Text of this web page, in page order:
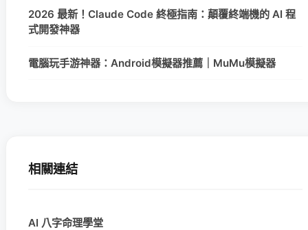
2026 最新！Claude Code 終極指南：顛覆終端機的 AI 程
式開發神器
電腦玩手游神器：Android模擬器推薦｜MuMu模擬器
相關連結
AI 八字命理學堂